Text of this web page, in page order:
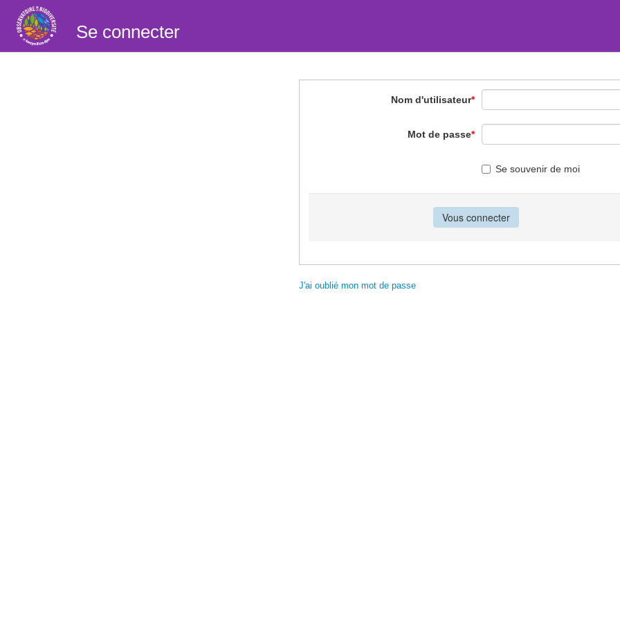
Se connecter
Nom d'utilisateur*
Mot de passe*
Se souvenir de moi
J'ai oublié mon mot de passe